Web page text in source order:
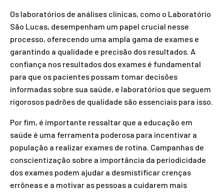
Os laboratórios de análises clínicas, como o Laboratório
São Lucas, desempenham um papel crucial nesse
processo, oferecendo uma ampla gama de exames e
garantindo a qualidade e precisão dos resultados. A
confiança nos resultados dos exames é fundamental
para que os pacientes possam tomar decisões
informadas sobre sua saúde, e laboratórios que seguem
rigorosos padrões de qualidade são essenciais para isso.
Por fim, é importante ressaltar que a educação em
saúde é uma ferramenta poderosa para incentivar a
população a realizar exames de rotina. Campanhas de
conscientização sobre a importância da periodicidade
dos exames podem ajudar a desmistificar crenças
errôneas e a motivar as pessoas a cuidarem mais